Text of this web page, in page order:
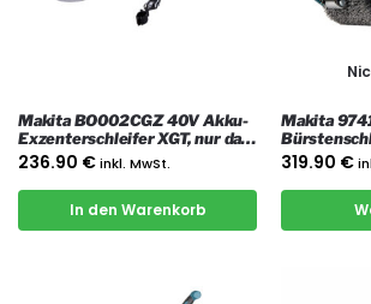
Makita BO002CGZ 40V Akku-
Exzenterschleifer XGT, nur das
Gerät
236.90 €inkl. MwSt.
In den Warenkorb
Makita
319.90 €